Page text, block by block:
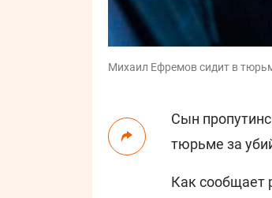
Михаил Ефремов сидит в
Сын
тюрьме за
Как сообщает